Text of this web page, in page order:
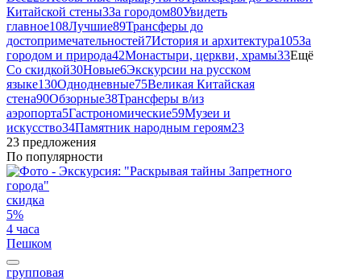
Китайской стены3За городом80Увидеть
главное108Лучшие89Трансферы до
достопримечательностей7История и архитектура105За
городом и природа42Монастыри, церкви, храмы33Ещё
Со скидкой30Новые6Экскурсии на русском
языке130Однодневные75Великая Китайская
стена90Обзорные38Трансферы в/из
аэропорта5Гастрономические59Музеи и
искусство34Памятник народным героям23
23 предложения
По популярности
скидка
5%
4 часа
Пешком
групповая